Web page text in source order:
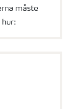
måste
hur: